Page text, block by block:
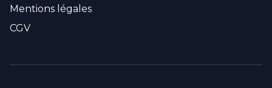
Mentions légales
CGV